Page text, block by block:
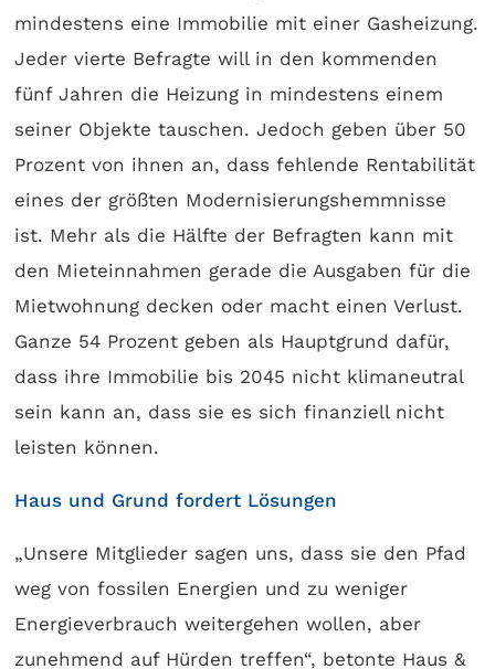
mindestens eine Immobilie mit einer Gasheizung.
Jeder vierte Befragte will in den kommenden
fünf Jahren die Heizung in mindestens einem
seiner Objekte tauschen. Jedoch geben über 50
Prozent von ihnen an, dass fehlende Rentabilität
eines der größten Modernisierungshemmnisse
ist. Mehr als die Hälfte der Befragten kann mit
den Mieteinnahmen gerade die Ausgaben für die
Mietwohnung decken oder macht einen Verlust.
Ganze 54 Prozent geben als Hauptgrund dafür,
dass ihre Immobilie bis 2045 nicht klimaneutral
sein kann an, dass sie es sich finanziell nicht
leisten können.
Haus und Grund fordert Lösungen
„Unsere Mitglieder sagen uns, dass sie den Pfad
weg von fossilen Energien und zu weniger
Energieverbrauch weitergehen wollen, aber
zunehmend auf Hürden treffen“, betonte Haus &